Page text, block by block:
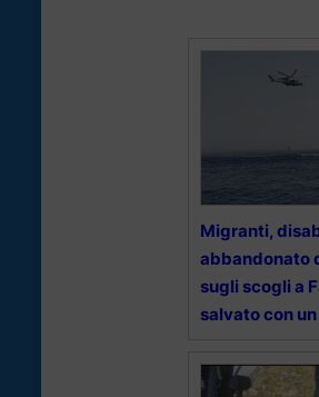
Migranti,
abbandonato
sugli scogli a
salvato con